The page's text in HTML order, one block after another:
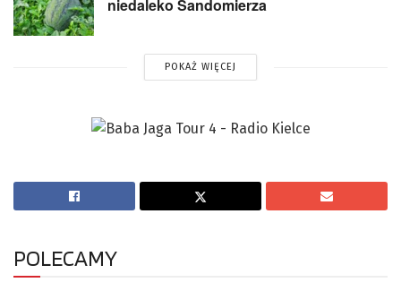
niedaleko Sandomierza
POKAŻ WIĘCEJ
POLECAMY